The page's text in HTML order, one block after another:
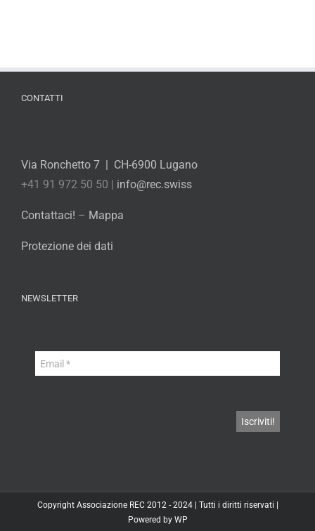
CONTATTI
Via Ronchetto 7 | CH-6900 Lugano
+41 91 972 50 50 | info@rec.swiss
Contattaci! – Mappa
Protezione dei dati
NEWSLETTER
Copyright Associazione REC2012 - 2024 | Tutti i diritti riservati |
Powered by WP